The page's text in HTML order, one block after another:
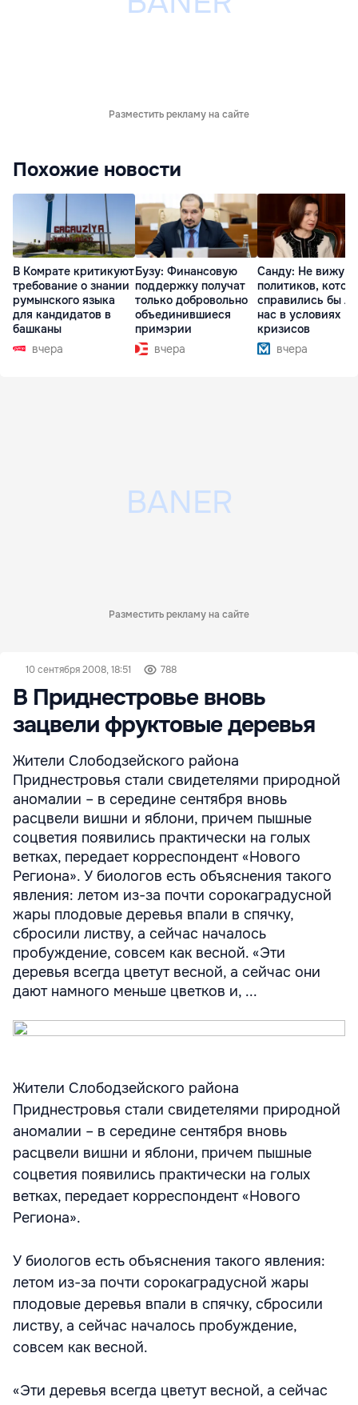
Разместить рекламу на сайте
Похожие новости
В Комрате критикуют
требование о знании
румынского языка
для кандидатов в
башканы
вчера
Бузу: Финансовую
поддержку получат
только добровольно
объединившиеся
примэрии
вчера
Санду: Не вижу
политиков,
справились бы
нас в условиях
кризисов
вчера
Разместить рекламу на сайте
10 сентября 2008, 18:51 788
В Приднестровье вновь
зацвели фруктовые деревья
Жители Слободзейского района
Приднестровья стали свидетелями природной
аномалии – в середине сентября вновь
расцвели вишни и яблони, причем пышные
соцветия появились практически на голых
ветках, передает корреспондент «Нового
Региона». У биологов есть объяснения такого
явления: летом из-за почти сорокаградусной
жары плодовые деревья впали в спячку,
сбросили листву, а сейчас началось
пробуждение, совсем как весной. «Эти
деревья всегда цветут весной, а сейчас они
дают намного меньше цветков и, ...
Жители Слободзейского района
Приднестровья стали свидетелями природной
аномалии – в середине сентября вновь
расцвели вишни и яблони, причем пышные
соцветия появились практически на голых
ветках, передает корреспондент «Нового
Региона».
У биологов есть объяснения такого явления:
летом из-за почти сорокаградусной жары
плодовые деревья впали в спячку, сбросили
листву, а сейчас началось пробуждение,
совсем как весной.
«Эти деревья всегда цветут весной, а сейчас